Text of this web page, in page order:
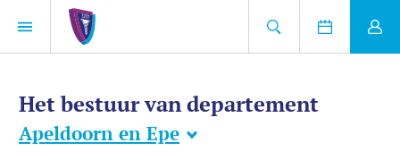
Het bestuur van departement
Apeldoorn en Epe